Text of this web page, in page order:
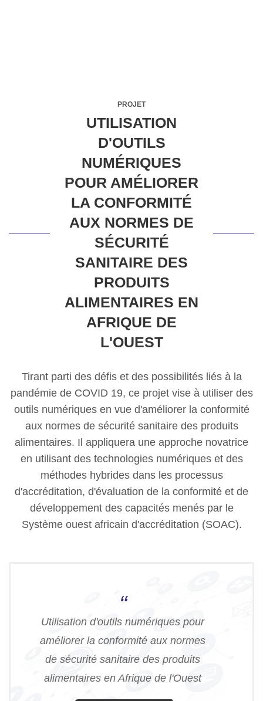
PROJET
UTILISATION
D'OUTILS
NUMÉRIQUES
POUR AMÉLIORER
LA CONFORMITÉ
AUX NORMES DE
SÉCURITÉ
SANITAIRE DES
PRODUITS
ALIMENTAIRES EN
AFRIQUE DE
L'OUEST
Tirant parti des défis et des possibilités liés à la
pandémie de COVID 19, ce projet vise à utiliser des
outils numériques en vue d'améliorer la conformité
aux normes de sécurité sanitaire des produits
alimentaires. Il appliquera une approche novatrice
en utilisant des technologies numériques et des
méthodes hybrides dans les processus
d'accréditation, d'évaluation de la conformité et de
développement des capacités menés par le
Système ouest africain d'accréditation (SOAC).
“
Utilisation d'outils numériques pour
améliorer la conformité aux normes
de sécurité sanitaire des produits
alimentaires en Afrique de l'Ouest